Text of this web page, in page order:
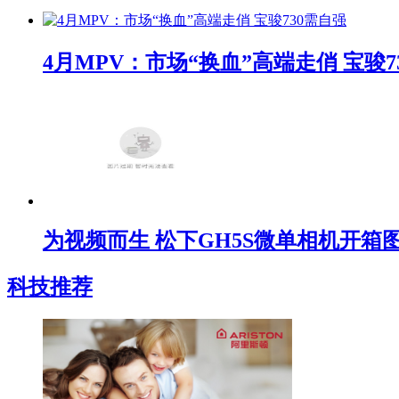
4月MPV：市场“换血”高端走俏 宝骏
为视频而生 松下GH5S微单相机开箱
科技推荐